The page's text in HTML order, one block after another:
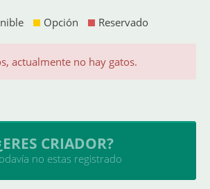
Opción Reservado
actualmente no hay gatos.
CRIADOR?
no estas registrado